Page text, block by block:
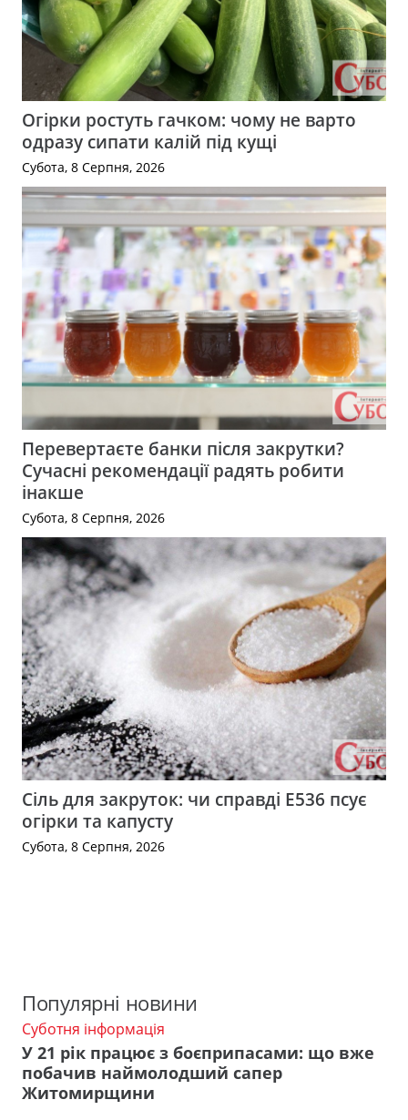
Огірки ростуть гачком: чому не варто
одразу сипати калій під кущі
Субота, 8 Серпня, 2026
Перевертаєте банки після закрутки?
Сучасні рекомендації радять робити
інакше
Субота, 8 Серпня, 2026
Сіль для закруток: чи справді Е536 псує
огірки та капусту
Субота, 8 Серпня, 2026
Популярні новини
Суботня інформація
У 21 рік працює з боєприпасами: що вже
побачив наймолодший сапер
Житомирщини